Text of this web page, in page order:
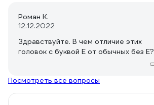
Роман К.
12.12.2022
Здравствуйте. В чем отличие этих
головок с буквой Е от обычных без Е?
Посмотреть все вопросы